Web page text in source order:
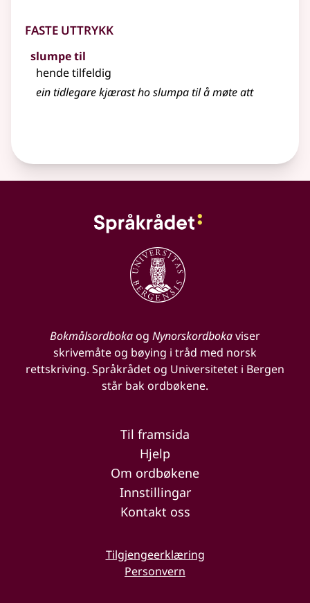
Faste uttrykk
slumpe til
hende tilfeldig
ein tidlegare kjærast ho slumpa til å møte att
Bokmålsordbokaog Nynorskordbokaviser
skrivemåte og bøying i tråd med norsk
rettskriving. Språkrådet og Universitetet i Bergen
står bak ordbøkene.
Til framsida
Hjelp
Om ordbøkene
Innstillingar
Kontakt oss
Tilgjengeerklæring
Personvern